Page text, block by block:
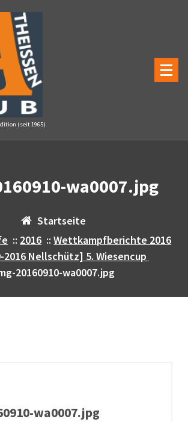
(seit 1965)
wa0007.jpg
Startseite
:: 2016 ::Wettkampfberichte 2016
2016 Nellschütz] 5. Wiesencup
20160910-wa0007.jpg
wa0007.jpg